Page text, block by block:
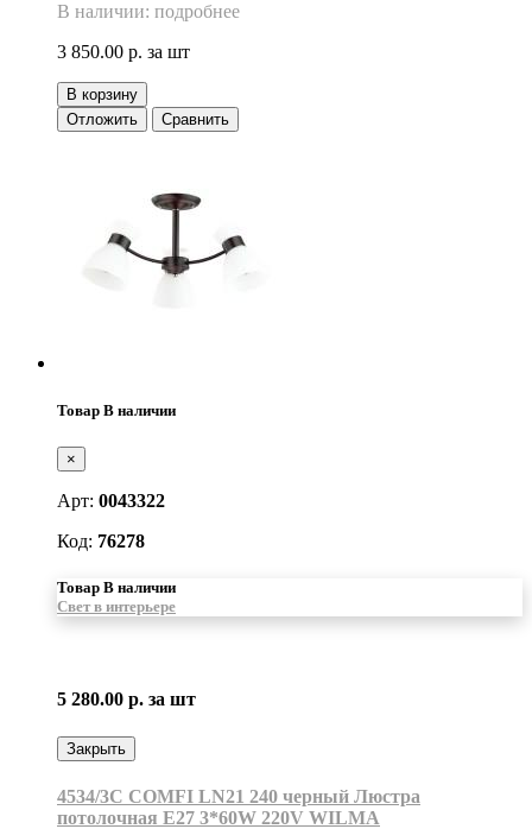
В наличии: подробнее
3 850.00 р. за шт
В корзину
Отложить
Сравнить
Товар В наличии
×
Арт: 0043322
Код: 76278
Товар В наличии
Свет в интерьере
5 280.00 р. за шт
Закрыть
4534/3C COMFI LN21 240 черный Люстра
потолочная E27 3*60W 220V WILMA